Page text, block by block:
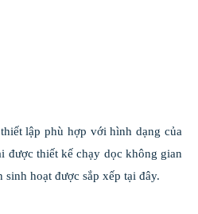
lập phù hợp với hình dạng của
được thiết kế chạy dọc không gian
hoạt được sắp xếp tại đây.